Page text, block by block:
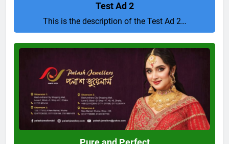
Test Ad 2
This is the description of the Test Ad 2…